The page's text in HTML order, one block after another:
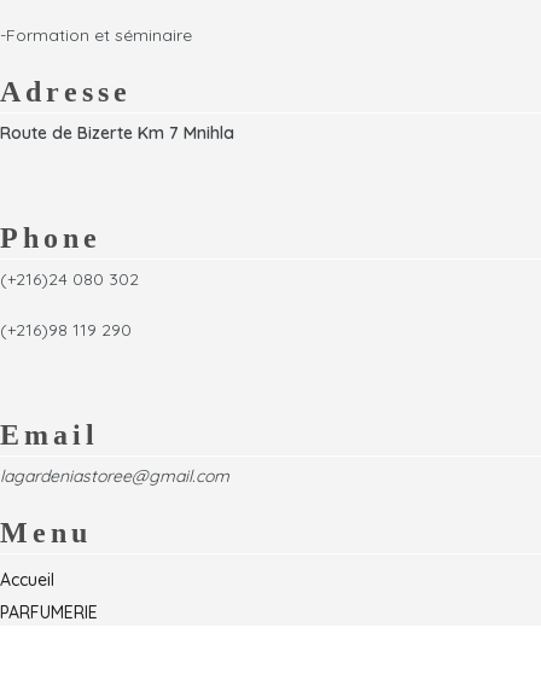
-Formation et séminaire
Adresse
Route de Bizerte Km 7 Mnihla
Phone
(+216)24 080 302
(+216)98 119 290
Email
lagardeniastoree@gmail.com
Menu
Accueil
PARFUMERIE